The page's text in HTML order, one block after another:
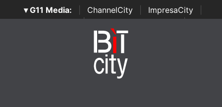
▾ G11 Media: ChannelCity ImpresaCity
SecurityOpenLab | Italian Channel Awards | Italian
Italian Security Awards